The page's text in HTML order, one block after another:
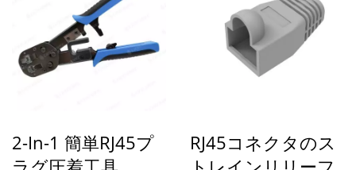
リケーションを管理できま
す。クリップにブランド名
を追加することも可能で
す。ケーブルの在庫を削減
みます。さらに、ツイスト
ペア間のスペースを確保す
アークラッチを採用してお
り、引っかかりのないソリ
ューションで保護を提供し
ます。UTP簡単に通り抜け
は、信頼性の高い高速接続
を提供し、クロストーク干
2-In-1 簡単RJ45プ
RJ45コネクタのス